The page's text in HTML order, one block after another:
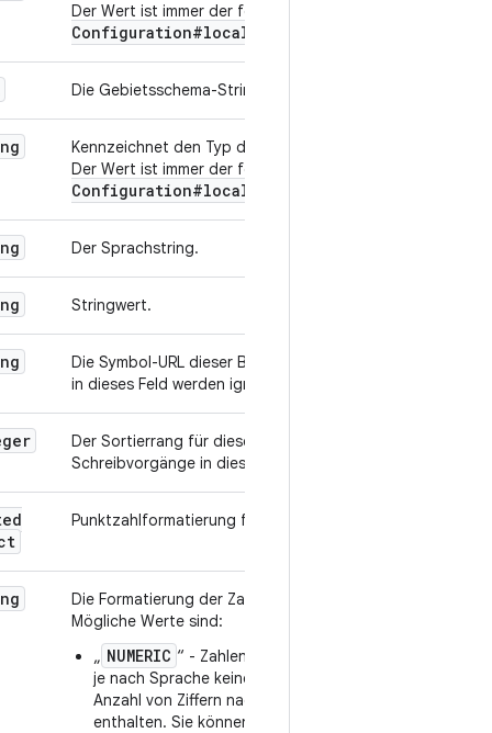
Der Wert ist immer der feste String
Configuration#localized
Die Gebietsschema-Strings.
Kennzeichnet den Typ dieser Ressource eindeutig.
Der Wert ist immer der feste String
Configuration#localized
Der Sprachstring.
Stringwert.
Die Symbol-URL dieser Bestenliste. Schreibvorgänge
in dieses Feld werden ignoriert.
Der Sortierrang für diese Bestenliste.
Schreibvorgänge in dieses Feld werden ignoriert.
Punktzahlformatierung für die Bestenliste
Die Formatierung der Zahl.
Mögliche Werte sind:
„ NUMERIC “ - Zahlen sind so formatiert, dass sie
je nach Sprache keine Ziffern oder eine feste
Anzahl von Ziffern nach dem Dezimalzeichen
enthalten. Sie können optional eine